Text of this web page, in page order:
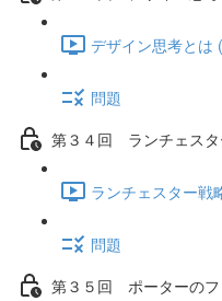
デザイン思考とは
問題
第３４回 ランチェスタ
ランチェスター戦
問題
第３５回 ポーターのフ